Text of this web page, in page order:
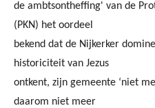
de ambtsontheffing' van de
(PKN) het oordeel
bekend dat de Nijkerker
historiciteit van Jezus
ontkent, zijn gemeente ‘niet
daarom niet meer